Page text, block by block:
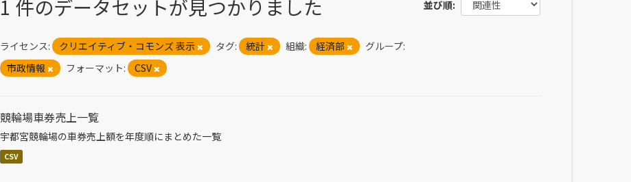
並び順
1 件のデータセットが見つかりました
ライセンス: クリエイティブ・コモンズ 表示 タグ: 統計 組織: 経済部
グループ:
市政情報
フォーマット: CSV
競輪場車券売上一覧
宇都宮競輪場の車券売上額を年度順にまとめた一覧
CSV